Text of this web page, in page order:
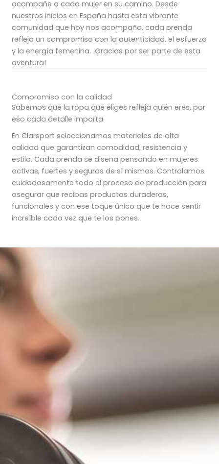
acompañe a cada mujer en su camino. Desde
nuestros inicios en España hasta esta vibrante
comunidad que hoy nos acompaña, cada prenda
refleja un compromiso con la autenticidad, el esfuerzo
y la energía femenina. ¡Gracias por ser parte de esta
aventura!
Compromiso con la calidad
Sabemos que la ropa que eliges refleja quién eres, por
eso cada detalle importa.
En Clarsport seleccionamos materiales de alta
calidad que garantizan comodidad, resistencia y
estilo. Cada prenda se diseña pensando en mujeres
activas, fuertes y seguras de sí mismas. Controlamos
cuidadosamente todo el proceso de producción para
asegurar que recibas productos duraderos,
funcionales y con ese toque único que te hace sentir
increíble cada vez que te los pones.